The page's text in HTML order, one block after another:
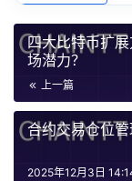
四大比特币扩
场潜力？
上一篇
合约交易仓位
2025年12月3日